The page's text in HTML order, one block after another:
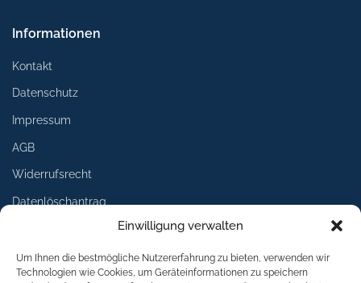
Einwilligung verwalten
Um Ihnen die bestmögliche Nutzererfahrung zu bieten, verwenden wir
Technologien wie Cookies, um Geräteinformationen zu speichern
Informationen
Kontakt
Datenschutz
Impressum
AGB
Widerrufsrecht
Datenlöschantrag
Services